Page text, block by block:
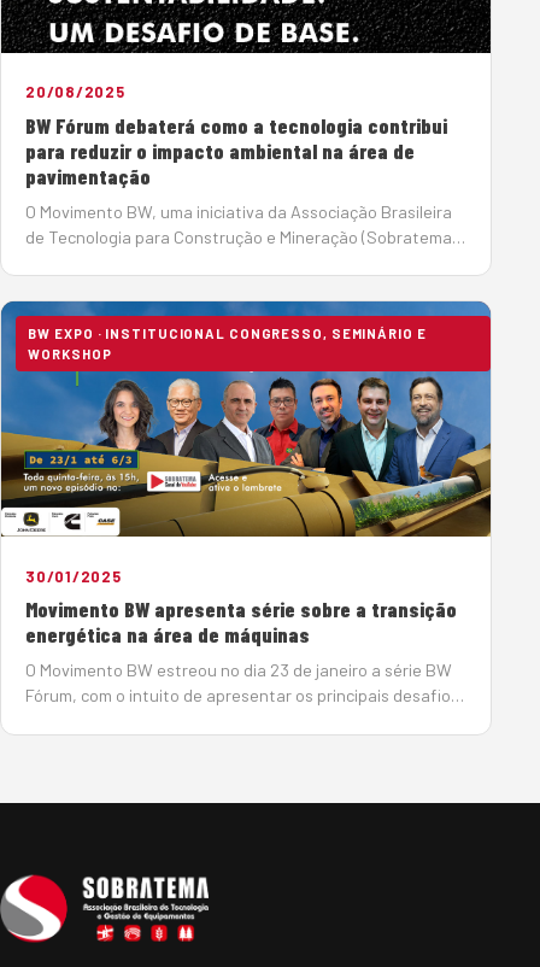
20/08/2025
BW Fórum debaterá como a tecnologia contribui
para reduzir o impacto ambiental na área de
pavimentação
O Movimento BW, uma iniciativa da Associação Brasileira
de Tecnologia para Construção e Mineração (Sobratema),
BW EXPO · INSTITUCIONAL CONGRESSO, SEMINÁRIO E
WORKSHOP
30/01/2025
Movimento BW apresenta série sobre a transição
energética na área de máquinas
O Movimento BW estreou no dia 23 de janeiro a série BW
Fórum, com o intuito de apresentar os principais desafios